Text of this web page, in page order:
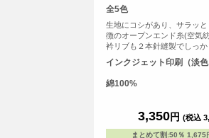
全5色
生地にコシがあり、サラッ
徴のオープンエンド糸(空気
衿リブも２本針縫製でしっか
むごとに身体に馴染むこと間
の素材で耐久性抜群です。
インクジェット印刷（淡色
綿100%
3,350円 (税込
まとめて割:50％ 1,675